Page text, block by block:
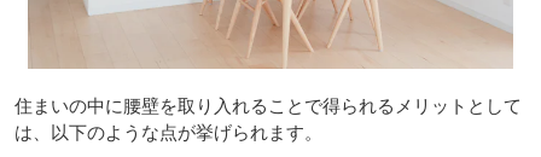
住まいの中に腰壁を取り入れることで得られるメリットとして
は、以下のような点が挙げられます。